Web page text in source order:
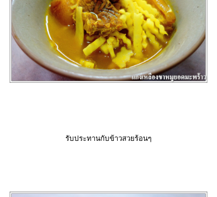
รับประทานกับข้าวสวยร้อนๆ